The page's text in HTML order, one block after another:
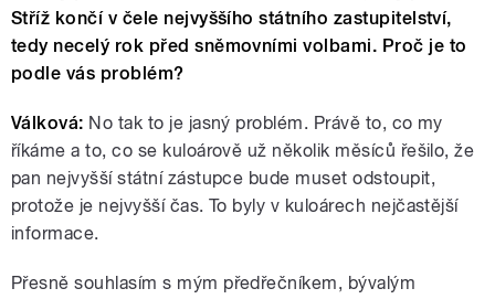
Stříž končí v čele nejvyššího státního zastupitelství,
tedy necelý rok před sněmovními volbami. Proč je to
podle vás problém?
Válková: No tak to je jasný problém. Právě to, co my
říkáme a to, co se kuloárově už několik měsíců řešilo, že
pan nejvyšší státní zástupce bude muset odstoupit,
protože je nejvyšší čas. To byly v kuloárech nejčastější
informace.
Přesně souhlasím s mým předřečníkem, bývalým